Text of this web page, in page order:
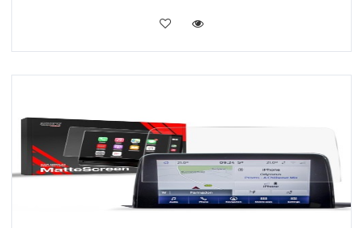
VLOŽIT DO KOŠÍKU